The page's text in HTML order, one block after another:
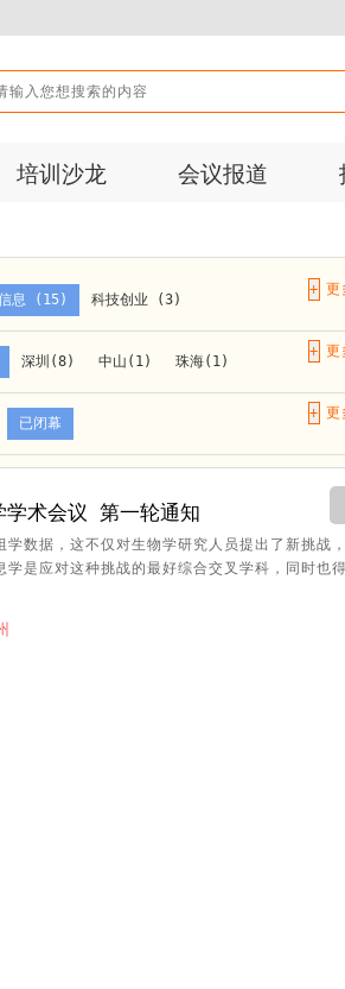
培训沙龙 会议报道
息 (15) 科技创业 (3)
生物 (1)
+
深圳(8) 中山(1) 珠海(1)
(10) 苏州(3)
+
已闭幕
+
学术会议 第一轮通知
数据，这不仅对生物学研究人员提出了新挑战
学是应对这种挑战的最好综合交叉学科，同时